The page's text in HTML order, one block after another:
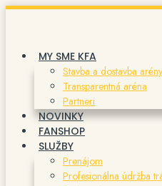
Preskočiť
MY SME KFA
Stavba a dostavba arény
Transparentná aréna
Partneri
NOVINKY
FANSHOP
SLUŽBY
Prenájom
Profesionálna údržba